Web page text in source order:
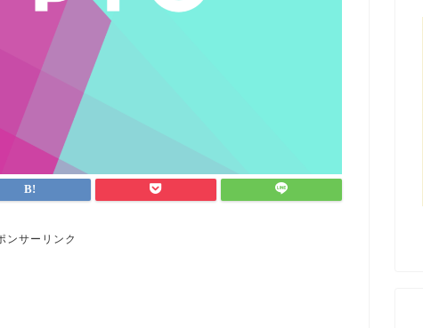
ンサーリンク